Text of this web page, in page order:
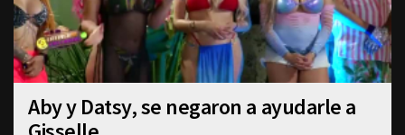
Aby y Datsy, se negaron a ayudarle a